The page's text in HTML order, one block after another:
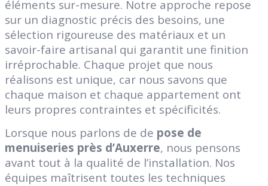
éléments sur-mesure. Notre approche repose
sur un diagnostic précis des besoins, une
sélection rigoureuse des matériaux et un
savoir-faire artisanal qui garantit une finition
irréprochable. Chaque projet que nous
réalisons est unique, car nous savons que
chaque maison et chaque appartement ont
leurs propres contraintes et spécificités.
Lorsque nous parlons de de pose de
menuiseries près d’Auxerre, nous pensons
avant tout à la qualité de l’installation. Nos
équipes maîtrisent toutes les techniques